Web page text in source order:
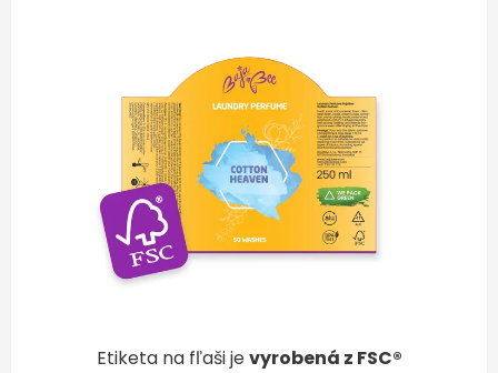
Etiketa na fľaši jevyrobená z FSC®